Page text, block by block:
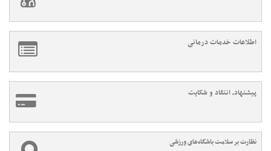
اطلاعات خدمات درمانی
پیشنهاد، انتقاد و شکایت
نظارت بر سلامت باشگاه‌های ورزشی